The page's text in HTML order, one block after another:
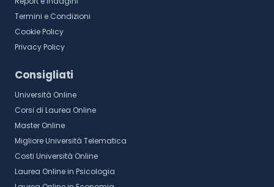
Termini e Condizioni
Cookie Policy
Privacy Policy
Consigliati
Università Online
Corsi di Laurea Online
Master Online
Migliore Università Telematica
Costi Università Online
Laurea Online in Psicologia